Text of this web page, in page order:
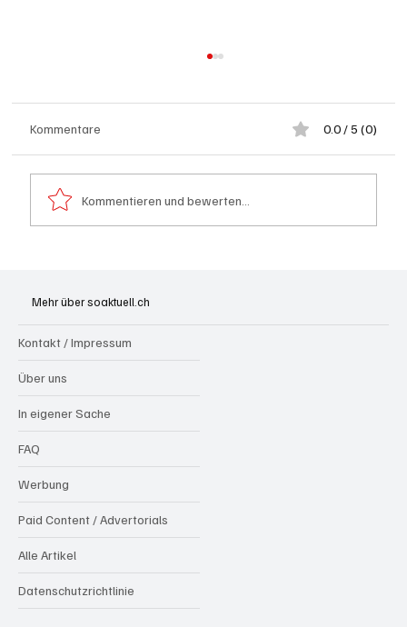
Kommentare 0.0 / 5 (0)
Kommentieren und bewerten...
Mehr über soaktuell.ch
Kontakt / Impressum
Über uns
In eigener Sache
FAQ
Werbung
Paid Content / Advertorials
Alle Artikel
Datenschutzrichtlinie